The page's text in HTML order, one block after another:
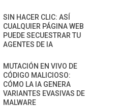
SIN HACER CLIC: ASÍ
CUALQUIER PÁGINA WEB
PUEDE SECUESTRAR TU
AGENTES DE IA
MUTACIÓN EN VIVO DE
CÓDIGO MALICIOSO:
CÓMO LA IA GENERA
VARIANTES EVASIVAS DE
MALWARE